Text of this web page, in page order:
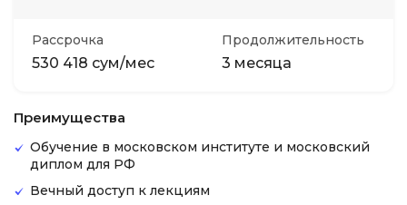
Рассрочка
530 418 сум/мес
Продолжительность
3 месяца
Преимущества
Обучение в московском институте и московский
диплом для РФ
Вечный доступ к лекциям